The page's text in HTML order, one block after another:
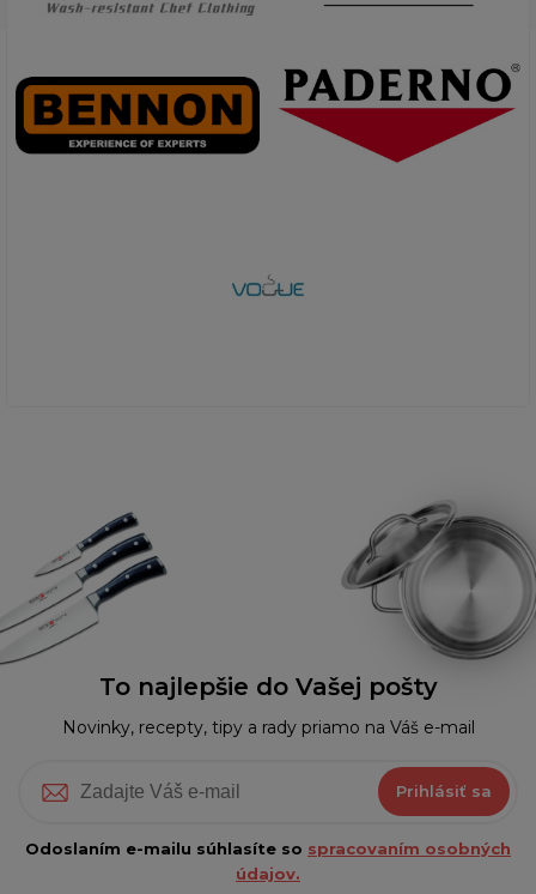
To najlepšie do Vašej pošty
Novinky, recepty, tipy a rady priamo na Váš e-mail
Prihlásiť sa
Odoslaním e-mailu súhlasíte so spracovaním osobných
údajov.